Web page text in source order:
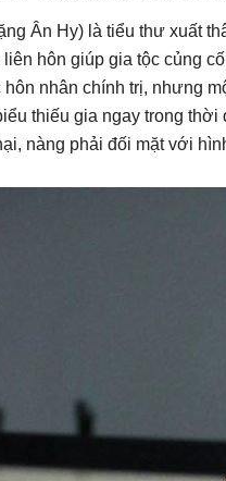
Ân Hy) là tiểu thư xuất
hôn giúp gia tộc củng
hôn nhân chính trị, nhưng
thiếu gia ngay trong
nàng phải đối mặt với